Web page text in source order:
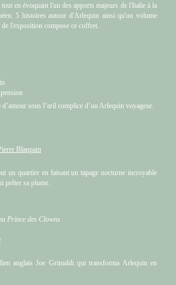
en évoquant l'un des apports majeurs de l'Italie à la
5 histoires autour d'Arlequin ainsi qu'un volume
l'exposition compose ce coffret.
sous l’œil complice d’un Arlequin voyageur.
Blanpain
un quartier en faisant un tapage nocturne incroyable
prêter sa plume.
Prince des Clowns
anglais Joe Grimaldi qui transforma Arlequin en